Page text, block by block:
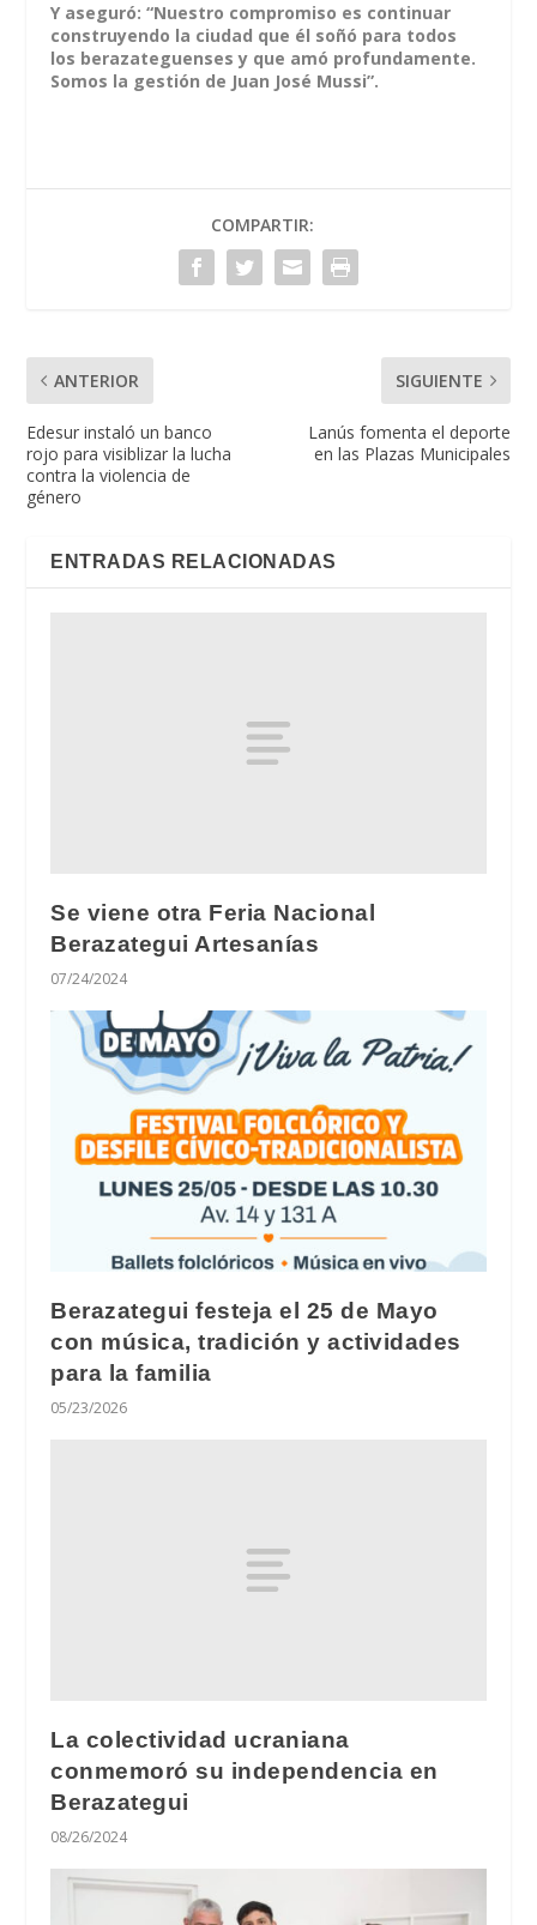
Y aseguró: “Nuestro compromiso es continuar
construyendo la ciudad que él soñó para todos
los berazateguenses y que amó profundamente.
Somos la gestión de Juan José Mussi”.
COMPARTIR:
ANTERIOR
Edesur instaló un banco
rojo para visiblizar la lucha
contra la violencia de
género
SIGUIENTE
Lanús fomenta el deporte
en las Plazas Municipales
ENTRADAS RELACIONADAS
Se viene otra Feria Nacional
Berazategui Artesanías
07/24/2024
Berazategui festeja el 25 de Mayo
con música, tradición y actividades
para la familia
05/23/2026
La colectividad ucraniana
conmemoró su independencia en
Berazategui
08/26/2024